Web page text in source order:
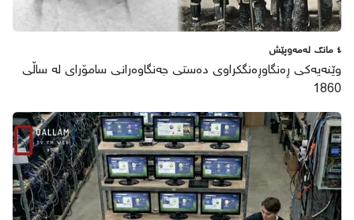
٤ مانگ لەمەوپێش
وێنەیەکی ڕەنگاوڕەنگکراوی دەستی جەنگاوەرانی سامۆرای لە ساڵی
1860